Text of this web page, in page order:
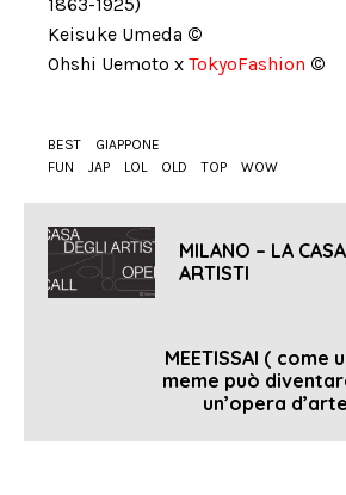
Keisuke Umeda ©
Ohshi Uemoto x TokyoFashion ©
BEST
GIAPPONE
FUN
JAP LOL OLD TOP WOW
MILANO – LA
ARTISTI
MEETISSAI ( come
meme può
un’opera